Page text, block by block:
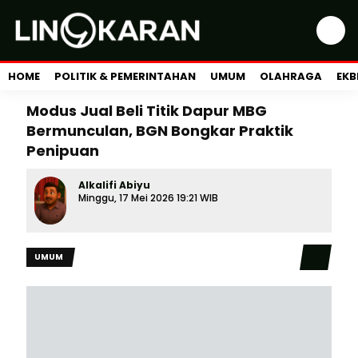
HOME POLITIK & PEMERINTAHAN UMUM OLAHRAGA
Modus Jual Beli Titik Dapur MBG
Bermunculan, BGN Bongkar Praktik
Penipuan
Alkalifi Abiyu
Minggu, 17 Mei 2026 19:21 WIB
UMUM